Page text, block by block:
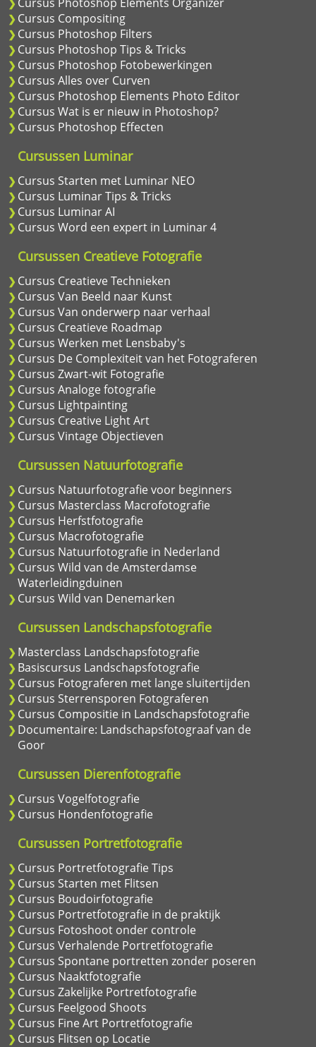
Cursus Compositing
Cursus Photoshop Filters
Cursus Photoshop Tips & Tricks
Cursus Photoshop Fotobewerkingen
Cursus Alles over Curven
Cursus Photoshop Elements Photo Editor
Cursus Wat is er nieuw in Photoshop?
Cursus Photoshop Effecten
Cursussen Luminar
Cursus Starten met Luminar NEO
Cursus Luminar Tips & Tricks
Cursus Luminar AI
Cursus Word een expert in Luminar 4
Cursussen Creatieve Fotografie
Cursus Creatieve Technieken
Cursus Van Beeld naar Kunst
Cursus Van onderwerp naar verhaal
Cursus Creatieve Roadmap
Cursus Werken met Lensbaby's
Cursus De Complexiteit van het Fotograferen
Cursus Zwart-wit Fotografie
Cursus Analoge fotografie
Cursus Lightpainting
Cursus Creative Light Art
Cursus Vintage Objectieven
Cursussen Natuurfotografie
Cursus Natuurfotografie voor beginners
Cursus Masterclass Macrofotografie
Cursus Herfstfotografie
Cursus Macrofotografie
Cursus Natuurfotografie in Nederland
Cursus Wild van de Amsterdamse
Waterleidingduinen
Cursus Wild van Denemarken
Cursussen Landschapsfotografie
Masterclass Landschapsfotografie
Basiscursus Landschapsfotografie
Cursus Fotograferen met lange sluitertijden
Cursus Sterrensporen Fotograferen
Cursus Compositie in Landschapsfotografie
Documentaire: Landschapsfotograaf van de
Goor
Cursussen Dierenfotografie
Cursus Vogelfotografie
Cursus Hondenfotografie
Cursussen Portretfotografie
Cursus Portretfotografie Tips
Cursus Starten met Flitsen
Cursus Boudoirfotografie
Cursus Portretfotografie in de praktijk
Cursus Fotoshoot onder controle
Cursus Verhalende Portretfotografie
Cursus Spontane portretten zonder poseren
Cursus Naaktfotografie
Cursus Zakelijke Portretfotografie
Cursus Feelgood Shoots
Cursus Fine Art Portretfotografie
Cursus Flitsen op Locatie